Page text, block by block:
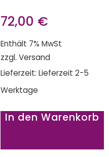
72,00 €
Enthält 7% MwSt
zzgl. Versand
Lieferzeit: Lieferzeit 2-5
Werktage
In den Warenkorb